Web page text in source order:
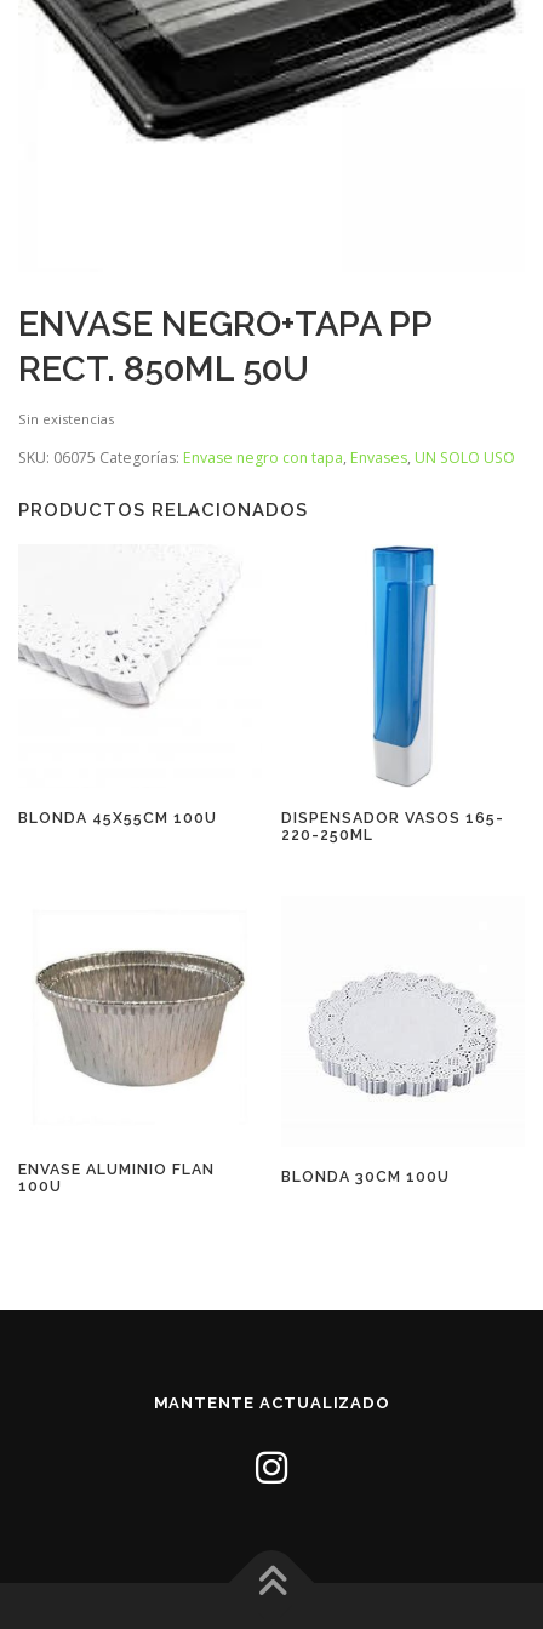
ENVASE NEGRO+TAPA PP
RECT. 850ML 50U
Sin existencias
SKU: 06075 Categorías: Envase negro con tapa, Envases, UN SOLO USO
PRODUCTOS RELACIONADOS
BLONDA 45X55CM 100U
DISPENSADOR VASOS 165-
220-250ML
ENVASE ALUMINIO FLAN
100U
BLONDA 30CM 100U
MANTENTE ACTUALIZADO